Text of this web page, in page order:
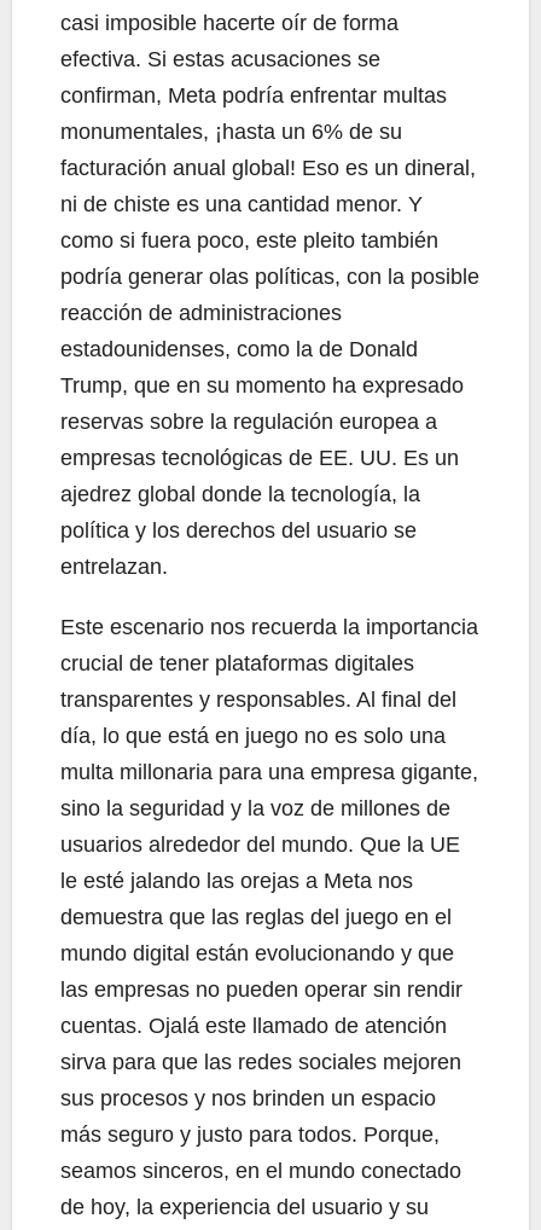
casi imposible hacerte oír de forma
efectiva. Si estas acusaciones se
confirman, Meta podría enfrentar multas
monumentales, ¡hasta un 6% de su
facturación anual global! Eso es un dineral,
ni de chiste es una cantidad menor. Y
como si fuera poco, este pleito también
podría generar olas políticas, con la posible
reacción de administraciones
estadounidenses, como la de Donald
Trump, que en su momento ha expresado
reservas sobre la regulación europea a
empresas tecnológicas de EE. UU. Es un
ajedrez global donde la tecnología, la
política y los derechos del usuario se
entrelazan.
Este escenario nos recuerda la importancia
crucial de tener plataformas digitales
transparentes y responsables. Al final del
día, lo que está en juego no es solo una
multa millonaria para una empresa gigante,
sino la seguridad y la voz de millones de
usuarios alrededor del mundo. Que la UE
le esté jalando las orejas a Meta nos
demuestra que las reglas del juego en el
mundo digital están evolucionando y que
las empresas no pueden operar sin rendir
cuentas. Ojalá este llamado de atención
sirva para que las redes sociales mejoren
sus procesos y nos brinden un espacio
más seguro y justo para todos. Porque,
seamos sinceros, en el mundo conectado
de hoy, la experiencia del usuario y su